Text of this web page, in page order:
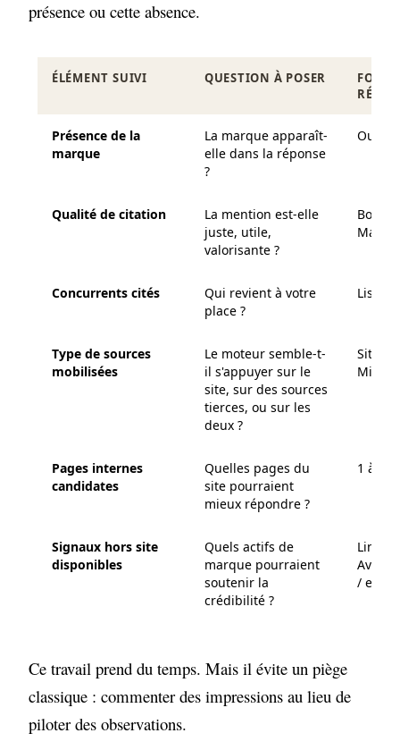
présence ou cette absence.
ÉLÉMENT SUIVI QUESTION À POSER
Présence de la
marque
La marque apparaît-
elle dans la réponse
?
Oui /
Qualité de citation
La mention est-elle
juste, utile,
valorisante ?
Bonne
Concurrents cités
Qui revient à votre
place ?
Liste
Type de sources
mobilisées
Le moteur semble-t-
il s'appuyer sur le
site, sur des sources
tierces, ou sur les
deux ?
Site /
Mixte
Pages internes
candidates
Quelles pages du
site pourraient
mieux répondre ?
1 à 3
Signaux hors site
disponibles
Quels actifs de
marque pourraient
soutenir la
crédibilité ?
Avis /
/ etc.
Ce travail prend du temps. Mais il évite un piège
classique : commenter des impressions au lieu de
piloter des observations.